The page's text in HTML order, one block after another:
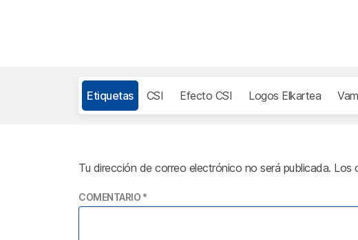
Etiquetas CSI Efecto CSI Logos Elkartea
Tu dirección de correo electrónico no será publicada. Los
COMENTARIO *